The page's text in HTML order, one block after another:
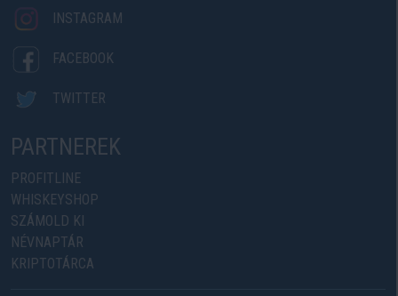
INSTAGRAM
FACEBOOK
TWITTER
PARTNEREK
PROFITLINE
WHISKEYSHOP
SZÁMOLD KI
NÉVNAPTÁR
KRIPTOTÁRCA